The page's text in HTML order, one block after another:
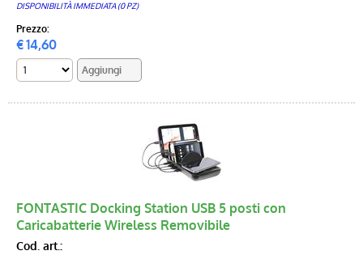
DISPONIBILITÀ IMMEDIATA (0 PZ)
Prezzo:
€14,60
FONTASTIC Docking Station USB 5 posti con
Caricabatterie Wireless Removibile
Cod. art.: